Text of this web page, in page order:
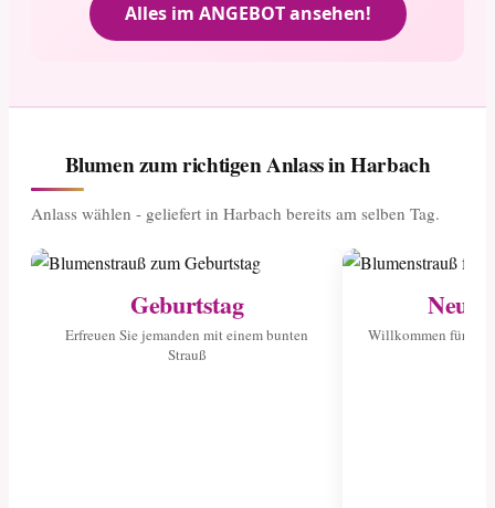
Alles im ANGEBOT ansehen!
Blumen zum richtigen Anlass in Harbach
Anlass wählen - geliefert in Harbach bereits am selben Tag.
Geburtstag
Erfreuen Sie jemanden mit einem bunten
Strauß
Willkommen für